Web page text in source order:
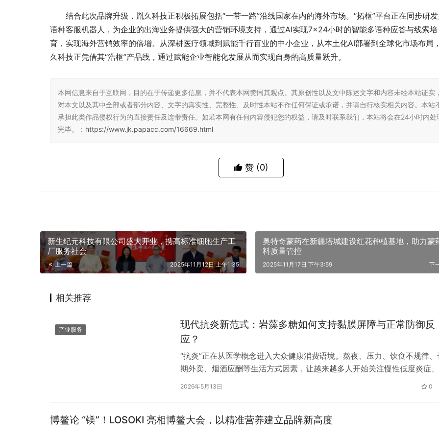
结合此次品牌升级，胤久科技正积极拓展包括“一带一路”沿线国家在内的海外市场。“拓枢”平台正在同步研
语种客服机器人，为企业的出海业务提供强大的营销环境支持，通过AI实现7×24小时的智能多语种应答与线索培
育，实现海外营销效率的倍增。从深耕医疗领域到赋能千行百业的中小企业，从本土化AI部署到全球化市场布局
久科技正凭借其“浩枢”产品线，通过赋能企业智能化发展从而实现自身的高质量跃升。
本网信息来自于互联网，目的在于传递更多信息，并不代表本网赞同其观点。其原创性以及文中陈述文字和内容未经本站证实，
对本文以及其中全部或者部分内容、文字的真实性、完整性、及时性本站不作任何保证或承诺，并请自行核实相关内容。本站
承担此类作品侵权行为的直接责任及连带责任。如若本网有任何内容侵犯您的权益，请及时联系我们，本站将会在24小时内处
完毕。： https://www.jk.papacc.com/16669.html
赞 (0)
新生纪元科技有限公司盛大开业，携高标准细胞生产工
厂服务社会
上一篇 2025年11月12日 上午1:35
奥特奇蒙药在新疆塔城建设红花种植基地，助力蒙
料质量管控
下
2025年11月17日 下午3:59
相关推荐
产业服务
现代抗炎新范式：岩藻多糖如何支持黏膜屏障与正常防御反
应？
“抗炎”正在从医学概念进入大众健康消费语境。熬夜、压力、饮食不规律、
期外卖、烟酒应酬等生活方式因素，让越来越多人开始关注慢性低度炎症、
胃敏感、口腔与咽喉不适、黏膜屏障等健康议题…
2026年5月13日 0
博鳌论 “镁”！LOSOKI 亮相博鳌大会，以精准营养建立品牌新高度